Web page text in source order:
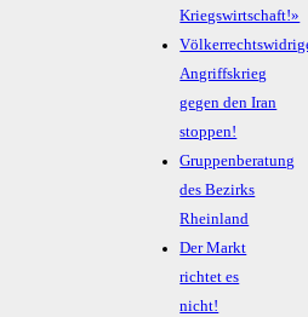
Kriegswirtschaft!»
Angriffskrieg
gegen den Iran
stoppen!
Gruppenberatung
des Bezirks
Rheinland
Der Markt
richtet es
nicht!